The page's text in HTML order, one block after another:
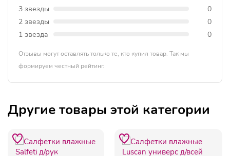
3 звезды
0
2 звезды
0
1 звезда
0
Отзывы могут оставлять только те, кто купил товар. Так мы
формируем честный рейтинг.
Другие товары этой категории